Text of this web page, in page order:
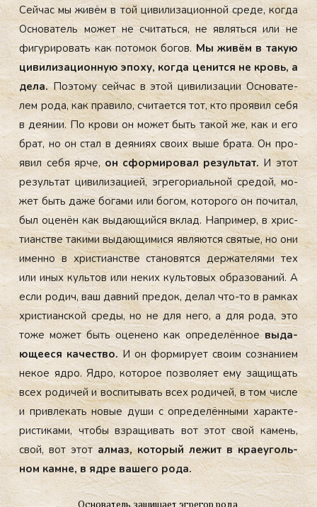
Сей­час мы жи­вём в той ци­вили­заци­он­ной сре­де, ког­да
Ос­но­ватель мо­жет не счи­тать­ся, не яв­лять­ся или не
фи­гури­ровать как по­томок бо­гов.Мы жи­вём в та­кую
ци­вили­заци­он­ную эпо­ху, ког­да це­нит­ся не кровь, а
де­ла.По­это­му сей­час в этой ци­вили­зации Ос­но­вате­
лем ро­да, как пра­вило, счи­та­ет­ся тот, кто про­явил се­бя
в де­янии. По кро­ви он мо­жет быть та­кой же, как и его
брат, но он стал в де­яни­ях сво­их вы­ше бра­та. Он про­
явил се­бя яр­че,он сфор­ми­ровал ре­зуль­тат.И этот
ре­зуль­тат ци­вили­заци­ей, эг­ре­гори­аль­ной сре­дой, мо­
жет быть да­же бо­гами или бо­гом, ко­торо­го он по­читал,
был оце­нён как вы­да­ющий­ся вклад. Нап­ри­мер, в хрис­
ти­анс­тве та­кими вы­да­ющи­мися яв­ля­ют­ся свя­тые, но они
имен­но в хрис­ти­анс­тве ста­новят­ся дер­жа­теля­ми тех
или иных куль­тов или не­ких куль­то­вых об­ра­зова­ний. А
ес­ли ро­дич, ваш дав­ний пре­док, де­лал что-то в рам­ках
хрис­ти­ан­ской сре­ды, но не для не­го, а для ро­да, это
то­же мо­жет быть оце­нено как оп­ре­делён­ноевы­да­
юще­еся ка­чес­тво. И он фор­ми­ру­ет сво­им соз­на­ни­ем
не­кое яд­ро. Яд­ро, ко­торое поз­во­ля­ет ему за­щищать
всех ро­дичей и вос­пи­тывать всех ро­дичей, в том чис­ле
и прив­ле­кать но­вые ду­ши с оп­ре­делён­ны­ми ха­рак­те­
рис­ти­ками, что­бы взра­щивать вот этот свой ка­мень,
свой, вот этотал­маз, ко­торый ле­жит в кра­еуголь­
ном кам­не, в яд­ре ва­шего ро­да.
Основатель защищает эгрегор рода